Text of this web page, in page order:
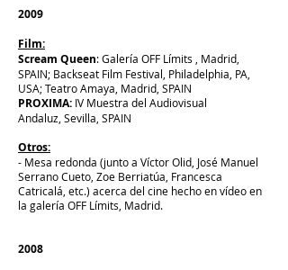
2009
Film:
Scream Queen: Galería OFF Límits , Madrid,
SPAIN; Backseat Film Festival, Philadelphia, PA,
USA; Teatro Amaya, Madrid, SPAIN
PROXIMA: IV Muestra del Audiovisual
Andaluz, Sevilla, SPAIN
Otros:
- Mesa redonda (junto a Víctor Olid, José Manuel
Serrano Cueto, Zoe Berriatúa, Francesca
Catricalá, etc.) acerca del cine hecho en vídeo en
la galería OFF Límits, Madrid.
2008